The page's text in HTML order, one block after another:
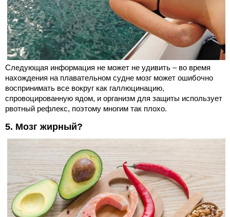
Следующая информация не может не удивить – во время
нахождения на плавательном судне мозг может ошибочно
воспринимать все вокруг как галлюцинацию,
спровоцированную ядом, и организм для защиты использует
рвотный рефлекс, поэтому многим так плохо.
5. Мозг жирный?